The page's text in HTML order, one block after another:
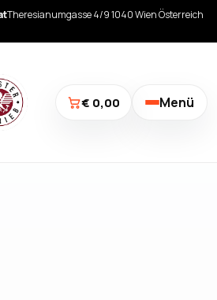
Theresianumgasse 4/9 1040 Wien Österreich
€ 0,00 Menü